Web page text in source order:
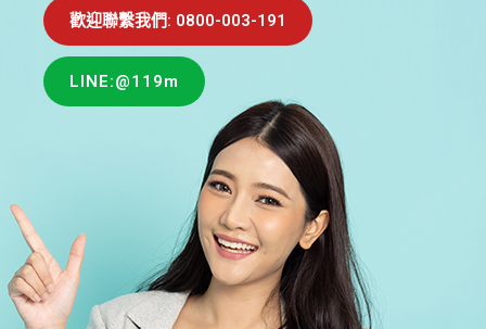
歡迎聯繫我們: 0800-003-191
LINE:@119m